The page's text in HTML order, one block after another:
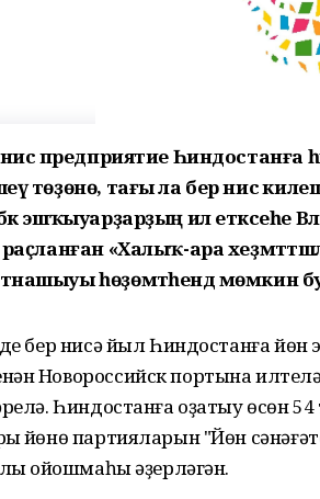
предприятие Һиндостанға
төҙөнө, тағы ла бер нисә
эшҡыуарҙарҙың ил
«Халыҡ-ара
һөҙөмтәһендә мөмкин
бер нисә йыл Һиндостанға йөн
Новороссийск портына
Һиндостанға оҙатыу өсөн
йөнө партияларын "Йөн
ойошмаһы әҙерләгән.